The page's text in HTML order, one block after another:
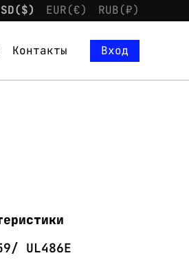
EUR(€) RUB(₽)
Контакты
Вход
UL486E